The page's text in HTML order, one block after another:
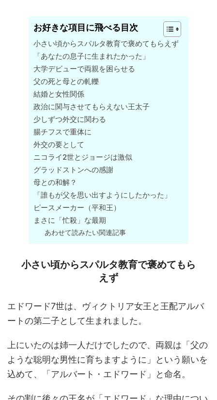
お好きな項目に飛べる目次
小さい頃からスパルタ教育で褒めてもらえず
「あなたの息子に生まれたかった」
大学デビューで両親を困らせる
父の死と母との軋轢
結婚と女性関係
政治に関与させてもらえない王太子
少しずつ外交に関わる
腸チフスで重体に
外交の要として
ニコライ2世とジョージは激似
グラッドストンへの感謝
母との和解？
「誰もが父を思い出すようにしたかった」
ピースメーカー（平和王）
まさに「忙殺」な最期
あわせて読みたい関連記事
小さい頃からスパルタ教育で褒めてもら
えず
エドワード7世は、ヴィクトリア女王と王配アルバ
ートの第二子として生まれました。
上にいたのは姉一人だけでしたので、両親は「父の
ような聡明な男性に育ちますように」という願いを
込めて、「アルバート・エドワード」と命名。